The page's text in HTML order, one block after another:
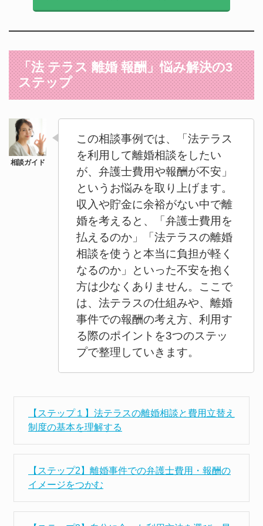
「法 テラス 離婚 報酬」悩み解決の3
ステップ
この相談事例では、「法テラス
を利用して離婚相談をしたい
が、弁護士費用や報酬が不安」
というお悩みを取り上げます。
収入や貯金に余裕がない中で離
婚を考えると、「弁護士費用を
払えるのか」「法テラスの離婚
相談を使うと本当に負担が軽く
なるのか」といった不安を抱く
方は少なくありません。ここで
は、法テラスの仕組みや、離婚
事件での報酬の考え方、利用す
る際のポイントを3つのステッ
プで整理していきます。
【ステップ１】法テラスの離婚相談と費用立替え
制度の基本を理解する
【ステップ2】離婚事件での弁護士費用・報酬の
イメージをつかむ